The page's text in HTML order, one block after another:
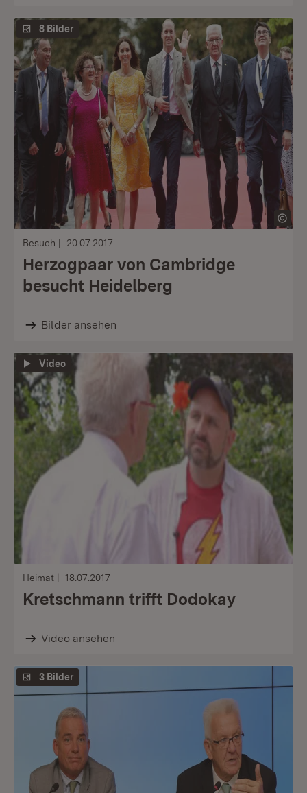
8 Bilder
Besuch 20.07.2017
Herzogpaar von Cambridge
besucht Heidelberg
Bilder ansehen
Video
Heimat 18.07.2017
Kretschmann trifft Dodokay
Video ansehen
3 Bilder